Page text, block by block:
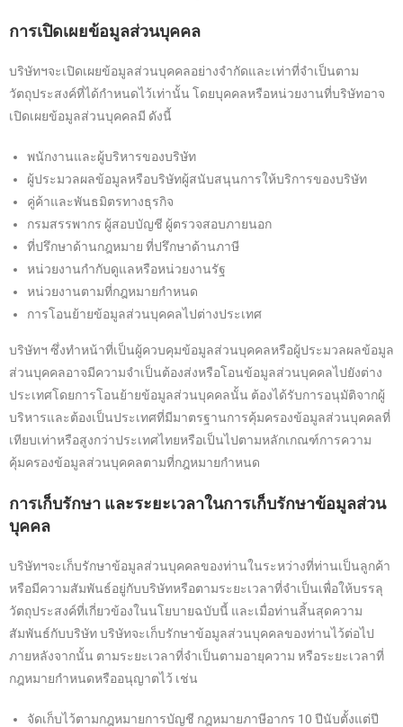
การเปิดเผยข้อมูลส่วนบุคคล
บริษัทฯจะเปิดเผยข้อมูลส่วนบุคคลอย่างจำกัดและเท่าที่จำเป็นตาม
วัตถุประสงค์ที่ได้กำหนดไว้เท่านั้น โดยบุคคลหรือหน่วยงานที่บริษัทอาจ
เปิดเผยข้อมูลส่วนบุคคลมี ดังนี้
พนักงานและผู้บริหารของบริษัท
ผู้ประมวลผลข้อมูลหรือบริษัทผู้สนับสนุนการให้บริการของบริษัท
คู่ค้าและพันธมิตรทางธุรกิจ
กรมสรรพากร ผู้สอบบัญชี ผู้ตรวจสอบภายนอก
ที่ปรึกษาด้านกฎหมาย ที่ปรึกษาด้านภาษี
หน่วยงานกำกับดูแลหรือหน่วยงานรัฐ
หน่วยงานตามที่กฎหมายกำหนด
การโอนย้ายข้อมูลส่วนบุคคลไปต่างประเทศ
บริษัทฯ ซึ่งทำหน้าที่เป็นผู้ควบคุมข้อมูลส่วนบุคคลหรือผู้ประมวลผลข้อมูล
ส่วนบุคคลอาจมีความจำเป็นต้องส่งหรือโอนข้อมูลส่วนบุคคลไปยังต่าง
ประเทศโดยการโอนย้ายข้อมูลส่วนบุคคลนั้น ต้องได้รับการอนุมัติจากผู้
บริหารและต้องเป็นประเทศที่มีมาตรฐานการคุ้มครองข้อมูลส่วนบุคคลที่
เทียบเท่าหรือสูงกว่าประเทศไทยหรือเป็นไปตามหลักเกณฑ์การความ
คุ้มครองข้อมูลส่วนบุคคลตามที่กฎหมายกำหนด
การเก็บรักษา และระยะเวลาในการเก็บรักษาข้อมูลส่วน
บุคคล
บริษัทฯจะเก็บรักษาข้อมูลส่วนบุคคลของท่านในระหว่างที่ท่านเป็นลูกค้า
หรือมีความสัมพันธ์อยู่กับบริษัทหรือตามระยะเวลาที่จำเป็นเพื่อให้บรรลุ
วัตถุประสงค์ที่เกี่ยวข้องในนโยบายฉบับนี้ และเมื่อท่านสิ้นสุดความ
สัมพันธ์กับบริษัท บริษัทจะเก็บรักษาข้อมูลส่วนบุคคลของท่านไว้ต่อไป
ภายหลังจากนั้น ตามระยะเวลาที่จำเป็นตามอายุความ หรือระยะเวลาที่
กฎหมายกำหนดหรืออนุญาตไว้ เช่น
จัดเก็บไว้ตามกฎหมายการบัญชี กฎหมายภาษีอากร 10 ปีนับตั้งแต่ปี